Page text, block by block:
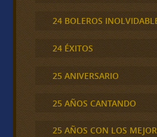
24 BOLEROS
24 ÉXITOS
25 ANIVERSARIO
25 AÑOS CANTANDO
25 AÑOS CON LOS